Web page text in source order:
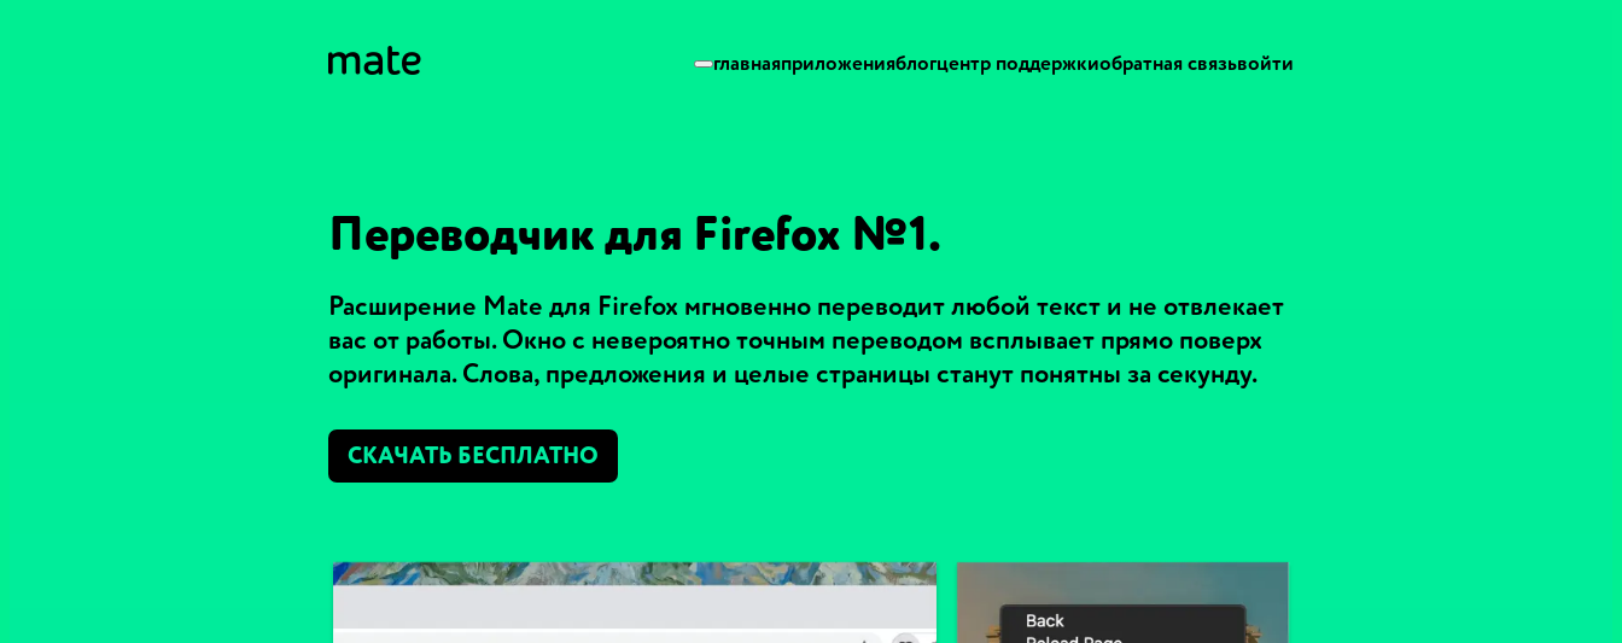
главнаяприложенияблогцентр поддержкиобратная связьвойти
Переводчик для Firefox №1.
Расширение Mate для Firefox мгновенно переводит любой текст и не отвлекает
вас от работы. Окно с невероятно точным переводом всплывает прямо поверх
оригинала. Слова, предложения и целые страницы станут понятны за секунду.
СКАЧАТЬ БЕСПЛАТНО